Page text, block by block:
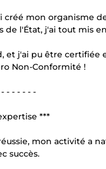
créé mon organisme
de l'État, j'ai tout mis
et j'ai pu être
Non-Conformité !
- - - - - -
***
mon activité a
succès.